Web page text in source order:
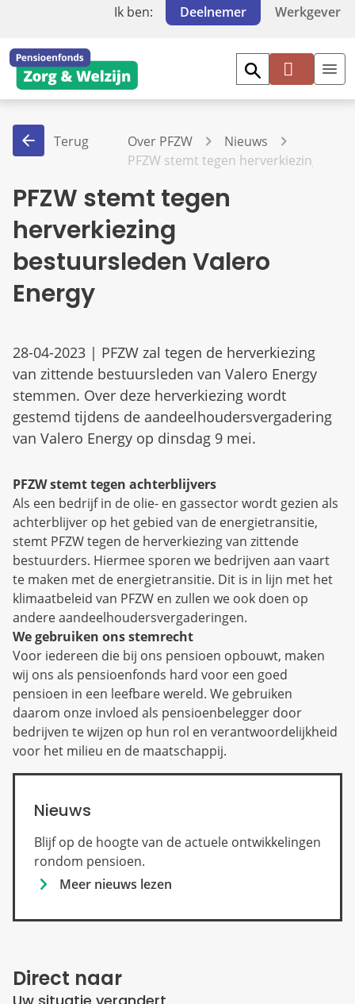
Ik ben: Deelnemer Werkgever
Mi
Z
W
Terug Over PFZW
Nieuws
PFZW stemt tegen herverkiezing
PFZW stemt tegen
herverkiezing
bestuursleden Valero
Energy
28-04-2023 | PFZW zal tegen de herverkiezing
van zittende bestuursleden van Valero Energy
stemmen. Over deze herverkiezing wordt
gestemd tijdens de aandeelhoudersvergadering
van Valero Energy op dinsdag 9 mei.
PFZW stemt tegen achterblijvers
Als een bedrijf in de olie- en gassector wordt gezien als
achterblijver op het gebied van de energietransitie,
stemt PFZW tegen de herverkiezing van zittende
bestuurders. Hiermee sporen we bedrijven aan vaart
te maken met de energietransitie. Dit is in lijn met het
klimaatbeleid van PFZW en zullen we ook doen op
andere aandeelhoudersvergaderingen.
We gebruiken ons stemrecht
Voor iedereen die bij ons pensioen opbouwt, maken
wij ons als pensioenfonds hard voor een goed
pensioen in een leefbare wereld. We gebruiken
daarom onze invloed als pensioenbelegger door
bedrijven te wijzen op hun rol en verantwoordelijkheid
voor het milieu en de maatschappij.
Nieuws
Blijf op de hoogte van de actuele ontwikkelingen
rondom pensioen.
Meer nieuws lezen
Direct naar